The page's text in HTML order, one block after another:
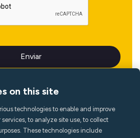
Idioma
on this site
technologies to enable and improve
to analyze site use, to collect
These technologies include